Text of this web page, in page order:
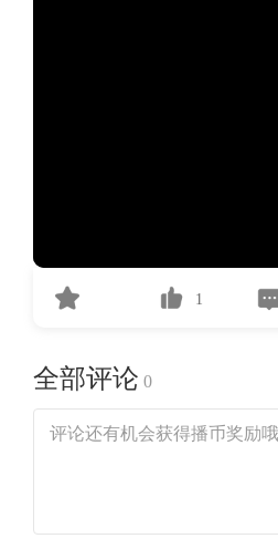
1
全部评论 0